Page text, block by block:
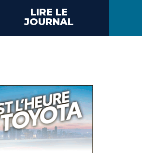
LIRE LE
JOURNAL